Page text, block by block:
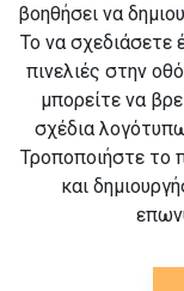
βοηθήσει να
Το να σχεδιάσετε
πινελιές στην
μπορείτε να
σχέδια
Τροποποιήστε το
και